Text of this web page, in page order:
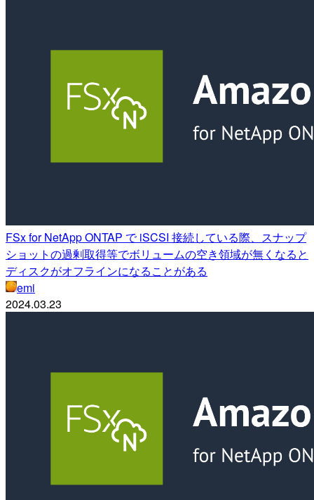
FSx for NetApp ONTAP で iSCSI 接続している際、スナップ
ショットの過剰取得等でボリュームの空き領域が無くなると
ディスクがオフラインになることがある
emi
2024.03.23